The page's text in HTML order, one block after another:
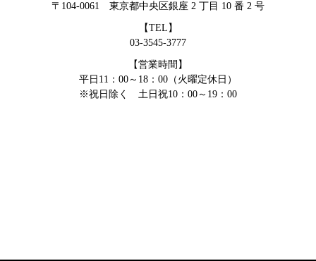
〒104-0061 東京都中央区銀座 2 丁目 10 番 2 号
【TEL】
03-3545-3777
【営業時間】
平日11：00～18：00（火曜定休日）
※祝日除く 土日祝10：00～19：00